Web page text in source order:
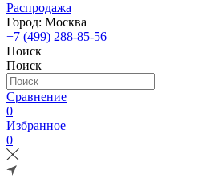
Распродажа
Город: Москва
+7 (499) 288-85-56
Поиск
Поиск
Сравнение
0
Избранное
0